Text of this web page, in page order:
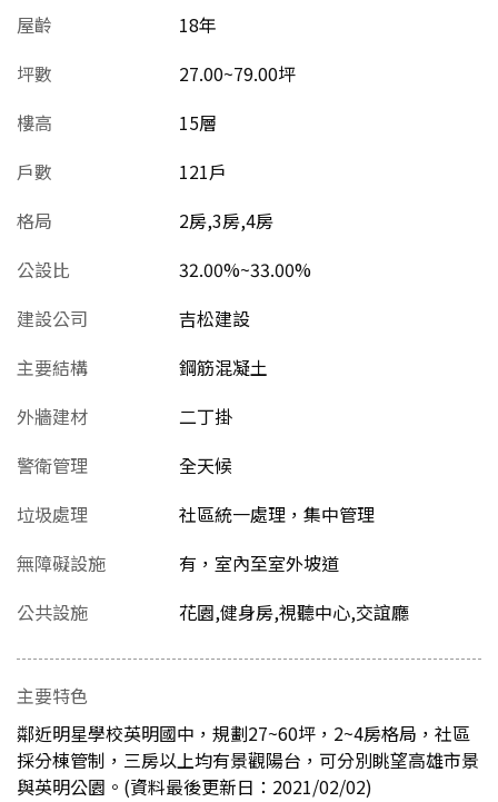
屋齡
18年
坪數
27.00~79.00坪
樓高
15層
戶數
121戶
格局
2房,3房,4房
公設比
32.00%~33.00%
建設公司
吉松建設
主要結構
鋼筋混凝土
外牆建材
二丁掛
警衛管理
全天候
垃圾處理
社區統一處理，集中管理
無障礙設施
有，室內至室外坡道
公共設施
花園,健身房,視聽中心,交誼廳
主要特色
鄰近明星學校英明國中，規劃27~60坪，2~4房格局，社區
採分棟管制，三房以上均有景觀陽台，可分別眺望高雄市景
與英明公園。(資料最後更新日：2021/02/02)